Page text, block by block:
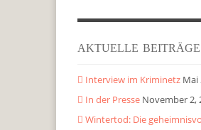
AKTUELLE BEITRÄGE
Interview im Kriminetz Mai
In der Presse November 2,
Wintertod: Die